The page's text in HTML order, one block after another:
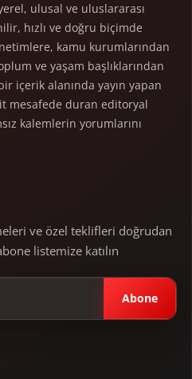
ulusal ve uluslararası
hızlı ve doğru biçimde
kamu kurumlarından
ve yaşam başlıklarından
içerik alanında yayın yapan
mesafede duran editoryal
kalemlerin yorumlarını
ve özel teklifleri doğrudan
listemize katılın
Abone